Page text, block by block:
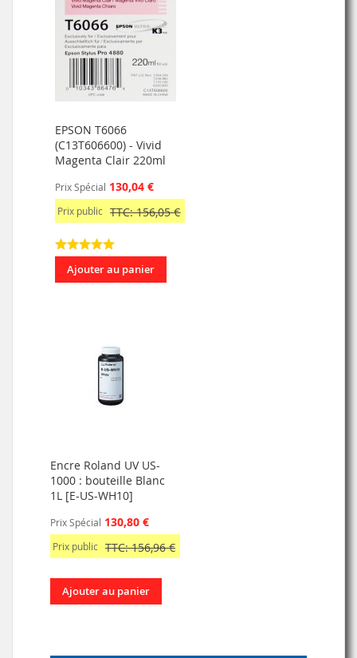
EPSON T6066
(C13T606600) - Vivid
Magenta Clair 220ml
Prix Spécial 130,04 €
Prix public TTC: 156,05 €
Ajouter au panier
Encre Roland UV US-
1000 : bouteille Blanc
1L [E-US-WH10]
Prix Spécial 130,80 €
Prix public TTC: 156,96 €
Ajouter au panier